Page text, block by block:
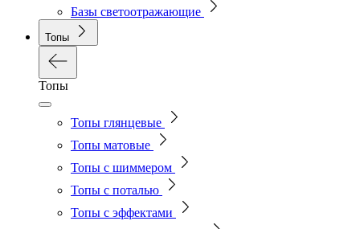
Базы светоотражающие
Топы
Топы
Топы глянцевые
Топы матовые
Топы с шиммером
Топы с поталью
Топы с эффектами